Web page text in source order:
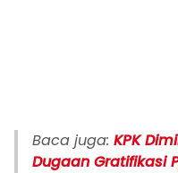
Baca juga: KPK
Dugaan Gratifikasi